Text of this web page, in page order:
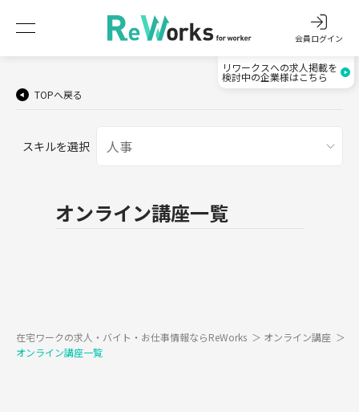
会員ログイン
リワークスへの求人掲載を
検討中の企業様はこちら
TOPへ戻る
スキルを選択
オンライン講座一覧
在宅ワークの求人・バイト・お仕事情報ならReWorks ＞ オンライン講座 ＞
オンライン講座一覧